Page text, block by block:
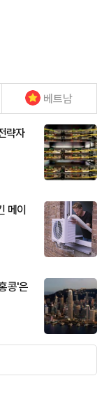
베트남
략자
메이
콩'은